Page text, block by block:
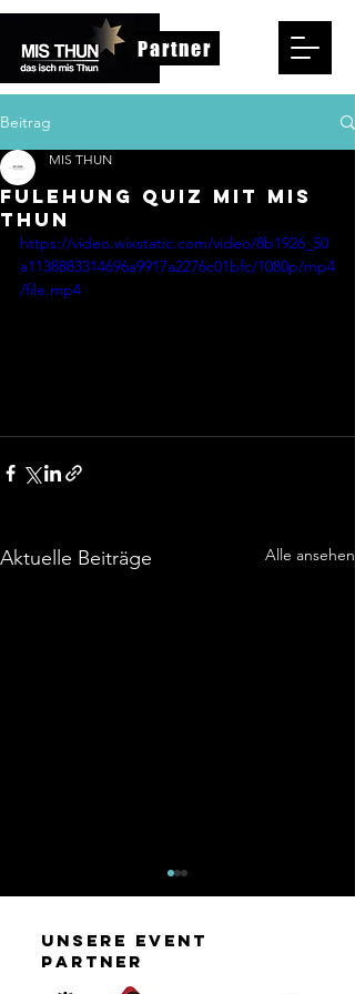
Partner
Beitrag
FULEHUNG QUIZ MIT MIS
THUN
MIS THUN
https://video.wixstatic.com/video/8b1926_50
a1138883314696a9917a2276c01bfc/1080p/mp4
/file.mp4
Aktuelle Beiträge Alle ansehen
unsere event
partner